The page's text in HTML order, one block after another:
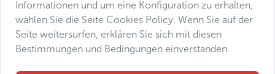
Datenschutz
Barrierefreiheitserklärung
Manage consent
Informationen und um eine Konfiguration zu erhalten,
wählen Sie die Seite Cookies Policy. Wenn Sie auf der
Seite weitersurfen, erklären Sie sich mit diesen
Bestimmungen und Bedingungen einverstanden.